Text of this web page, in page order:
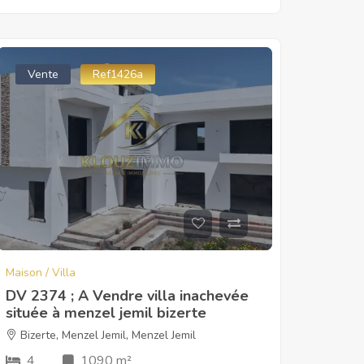
Vente Ref1426a
Maison / Villa
DV 2374 ; A Vendre villa inachevée
située à menzel jemil bizerte
Bizerte, Menzel Jemil, Menzel Jemil